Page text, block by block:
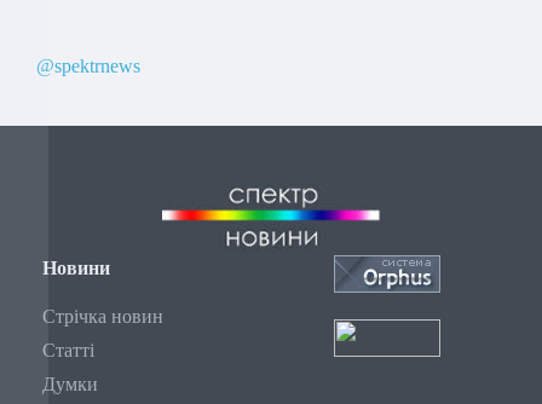
@spektrnews
Новини
Стрічка новин
Статті
Думки